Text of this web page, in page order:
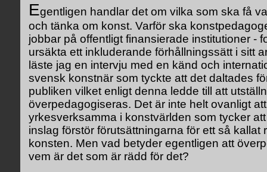
Egentligen handlar det om vilka som ska få
och tänka om konst. Varför ska
jobbar på offentligt finansierade institutioner -
ursäkta ett inkluderande förhållningssätt i sitt
läste jag en intervju med en känd och
svensk konstnär som tyckte att det daltades
publiken vilket enligt denna ledde till att
överpedagogiseras. Det är inte helt ovanligt
yrkesverksamma i konstvärlden som tycker
inslag förstör förutsättningarna för ett så kallat
konsten. Men vad betyder egentligen att
vem är det som är rädd för det?